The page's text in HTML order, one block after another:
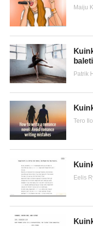
Maiju
Patrik
Tero
Eelis